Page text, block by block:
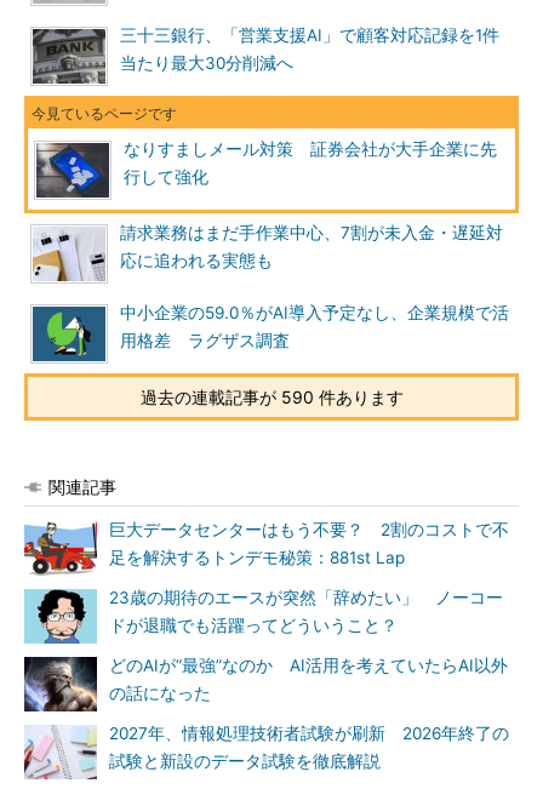
三十三銀行、「営業支援AI」で顧客対応記録を1件
当たり最大30分削減へ
なりすましメール対策 証券会社が大手企業に先
行して強化
請求業務はまだ手作業中心、7割が未入金・遅延対
応に追われる実態も
中小企業の59.0％がAI導入予定なし、企業規模で活
用格差 ラグザス調査
過去の連載記事が 590 件あります
関連記事
巨大データセンターはもう不要？ 2割のコストで不
足を解決するトンデモ秘策：881st Lap
23歳の期待のエースが突然「辞めたい」 ノーコー
ドが退職でも活躍ってどういうこと？
どのAIが“最強”なのか AI活用を考えていたらAI以外
の話になった
2027年、情報処理技術者試験が刷新 2026年終了の
試験と新設のデータ試験を徹底解説